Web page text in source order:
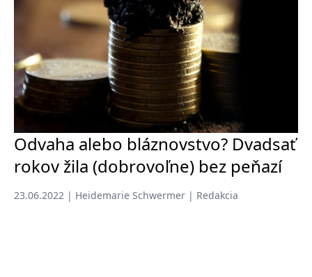
Odvaha alebo bláznovstvo? Dvadsať
rokov žila (dobrovoľne) bez peňazí
23.06.2022 | Heidemarie Schwermer | Redakcia